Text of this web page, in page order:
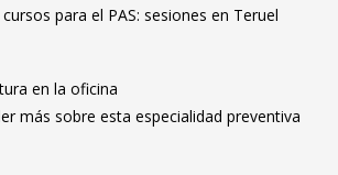
para el PAS: sesiones en Teruel
en la oficina
más sobre esta especialidad preventiva